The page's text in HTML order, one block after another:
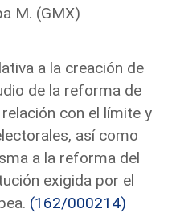
M. (GMX)
a la creación de
de la reforma de
con el límite y
así como
a la reforma del
exigida por el
(162/000214)